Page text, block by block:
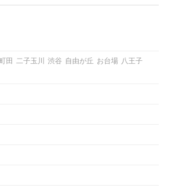
田 二子玉川 渋谷 自由が丘 お台場 八王子